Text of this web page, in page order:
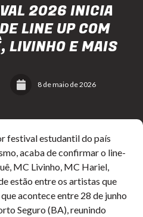
2026 INICIA
LINE UP COM
LIVINHO E MAIS
8 de maio de 2026
festival estudantil do país
acaba de confirmar o line-
MC Livinho, MC Hariel,
estão entre os artistas que
acontece entre 28 de junho
Seguro (BA), reunindo